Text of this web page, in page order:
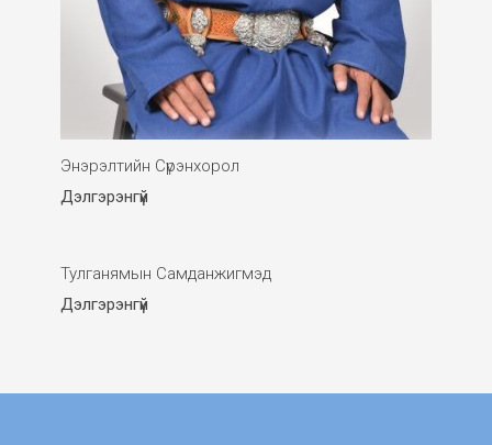
Энэрэлтийн Сүрэнхорол
Дэлгэрэнгүй
Тулганямын Самданжигмэд
Дэлгэрэнгүй